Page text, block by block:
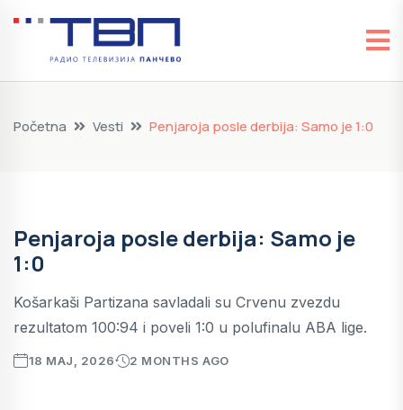
Početna Vesti Penjaroja posle derbija: Samo je 1:0
Penjaroja posle derbija: Samo je
1:0
Košarkaši Partizana savladali su Crvenu zvezdu
rezultatom 100:94 i poveli 1:0 u polufinalu ABA lige.
18 MAJ, 2026 2 MONTHS AGO